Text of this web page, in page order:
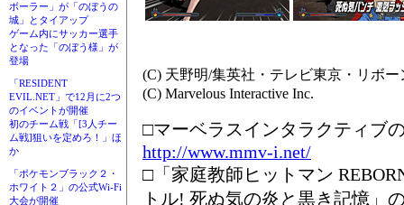
ボーラー」が「のぼうの
城」とタイアップ
ゲーム内にサッカー選手
となった「のぼう様」が
登場
「RESIDENT
EVIL.NET」で12月に2つ
のイベントが開催
初のチーム戦「[3人チー
ム戦]狙いを定めろ！」ほ
か
「ポケモンブラック２・
ホワイト２」の公式Wi-Fi
大会が開催
(C) 天野明/集英社・テレビ東京・リボ
(C) Marvelous Interactive Inc.
□マーベラスインタラクティブ
http://www.mmv-i.net/
□「家庭教師ヒットマン
トル! 死ぬ気の炎と黒き記憶」